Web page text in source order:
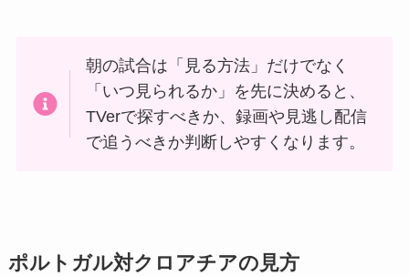
朝の試合は「見る方法」だけでなく
「いつ見られるか」を先に決めると、
TVerで探すべきか、録画や見逃し配信
で追うべきか判断しやすくなります。
ポルトガル対クロアチアの見方